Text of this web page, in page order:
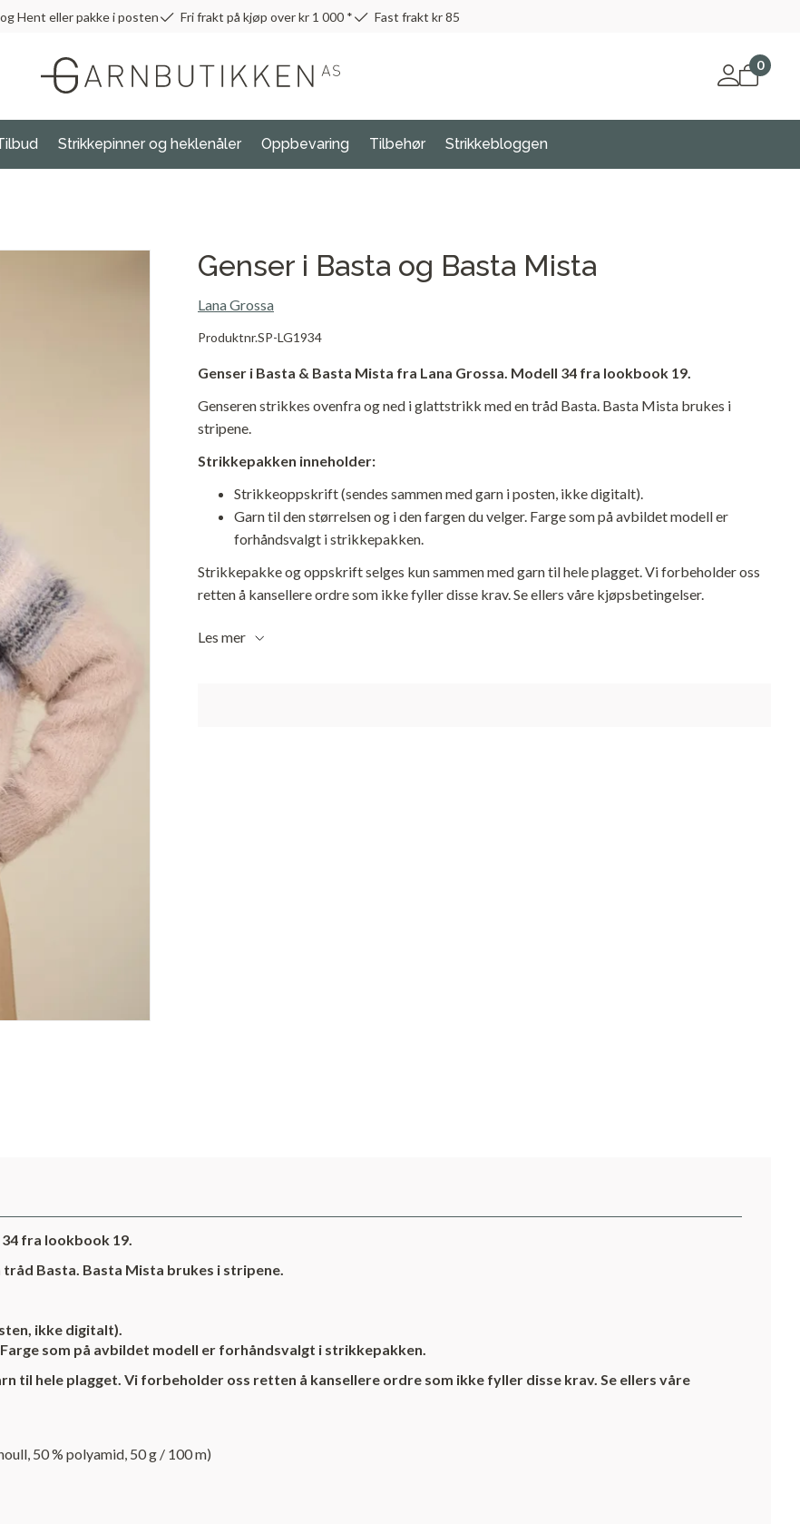
Hent eller pakke i posten Fri frakt på kjøp over kr 1 000 * Fast frakt kr 85
0
Strikkepinner og heklenåler Oppbevaring Tilbehør Strikkebloggen
Genser i Basta og Basta Mista
Lana Grossa
Produktnr.SP-LG1934
Genser i Basta & Basta Mista fra Lana Grossa. Modell 34 fra lookbook 19.
Genseren strikkes ovenfra og ned i glattstrikk med en tråd Basta. Basta Mista brukes i
stripene.
Strikkepakken inneholder:
Strikkeoppskrift (sendes sammen med garn i posten, ikke digitalt).
Garn til den størrelsen og i den fargen du velger. Farge som på avbildet modell er
forhåndsvalgt i strikkepakken.
Strikkepakke og oppskrift selges kun sammen med garn til hele plagget. Vi forbeholder oss
retten å kansellere ordre som ikke fyller disse krav. Se ellers våre kjøpsbetingelser.
Les mer
fra lookbook 19.
Basta. Basta Mista brukes i stripene.
ikke digitalt).
som på avbildet modell er forhåndsvalgt i strikkepakken.
til hele plagget. Vi forbeholder oss retten å kansellere ordre som ikke fyller disse krav. Se ellers våre
50 % polyamid, 50 g / 100 m)